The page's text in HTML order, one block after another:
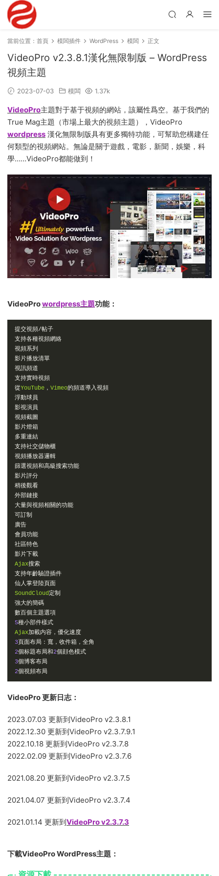
當前位置： 首頁 模闆插件 WordPress 模闆 正文
VideoPro v2.3.8.1漢化無限制版 – WordPress
視頻主題
2023-07-03 模闆 1.37k
VideoPro主題對于基于視頻的網站，該屬性爲空。基于我們的
True Mag主題（市場上最大的視頻主題），VideoPro
wordpress 漢化無限制版具有更多獨特功能，可幫助您構建任
何類型的視頻網站。無論是關于遊戲，電影，新聞，娛樂，科
學……VideoPro都能做到！
VideoProwordpress主題功能：
提交視頻/帖子
支持各種視頻網絡
視頻系列
影片播放清單
視訊頻道
支持實時視頻
從YouTube ， Vimeo的頻道導入視頻
浮動球員
影視演員
視頻截圖
影片燈箱
多重連結
支持社交儲物櫃
視頻播放器邏輯
篩選視頻和高級搜索功能
影片評分
稍後觀看
外部鏈接
大量與視頻相關的功能
可訂制
廣告
會員功能
社區特色
影片下載
Ajax搜索
支持年齡驗證插件
仙人掌登陸頁面
SoundCloud定制
強大的簡碼
數百個主題選項
5種小部件樣式
Ajax加載内容，優化速度
3頁面布局：寬，收件箱，全角
2個标題布局和2個顔色模式
3個博客布局
2個視頻布局
VideoPro 更新日志：
2023.07.03 更新到VideoPro v2.3.8.1
2022.12.30 更新到VideoPro v2.3.7.9.1
2022.10.18 更新到VideoPro v2.3.7.8
2022.02.09 更新到VideoPro v2.3.7.6
2021.08.20 更新到VideoPro v2.3.7.5
2021.04.07 更新到VideoPro v2.3.7.4
2021.01.14 更新到 VideoPro v2.3.7.3
下載VideoPro WordPress主題：